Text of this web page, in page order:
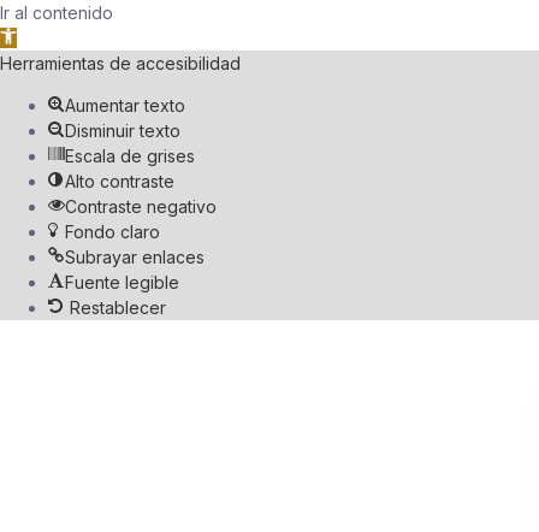
Ir al contenido
Abrir barra de herramientas
Herramientas de accesibilidad
Aumentar texto
Disminuir texto
Escala de grises
Alto contraste
Contraste negativo
Fondo claro
Subrayar enlaces
Fuente legible
Restablecer